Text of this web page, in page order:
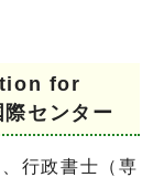
for
センター
行政書士（専